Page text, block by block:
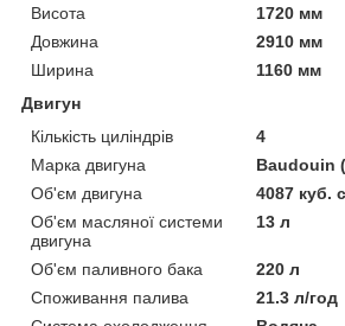
Висота
1720 мм
Довжина
2910 мм
Ширина
1160 мм
Двигун
Кількість циліндрів
4
Марка двигуна
Baudouin
Об'єм двигуна
4087 куб.
Об'єм масляної системи
двигуна
13 л
Об'єм паливного бака
220 л
Споживання палива
21.3 л/год